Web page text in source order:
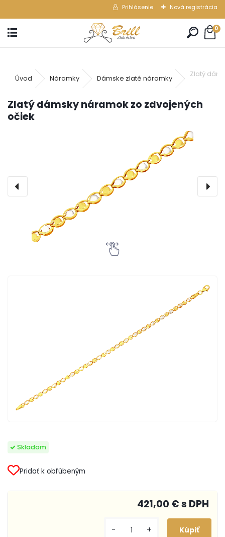
Prihlásenie Nová registrácia
0
Úvod Náramky Dámske zlaté náramky
Zlatý
Zlatý dámsky náramok zo zdvojených
očiek
Skladom
Pridať k obľúbeným
421,00 € s DPH
- +